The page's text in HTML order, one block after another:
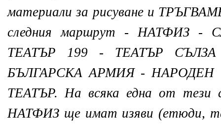
материали за рисуване и
следния маршрут - НАТФИЗ -
ТЕАТЪР 199 - ТЕАТЪР
БЪЛГАРСКА АРМИЯ -
ТЕАТЪР. На всяка една от тези
НАТФИЗ ще имат изяви (етюди,